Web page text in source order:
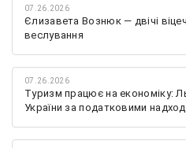
07.26.2026
Єлизавета Вознюк — двічі
веслування
07.26.2026
Туризм працює на економіку:
України за податковими